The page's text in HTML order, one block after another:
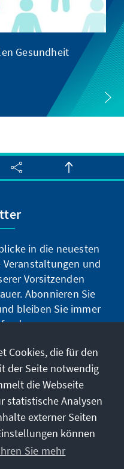
Gesundheit
in die neuesten
und
Vorsitzenden
Abonnieren Sie
bleiben Sie immer
Cookies, die für den
der Seite notwendig
die Webseite
statistische Analysen
externer Seiten
können
Sie mehr